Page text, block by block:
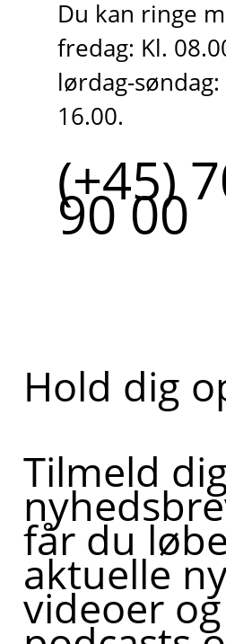
Du kan ringe
fredag: Kl.
lørdag-
16.00.
(+45)
90 00
Hold dig
Tilmeld
får du
aktuelle
videoer og